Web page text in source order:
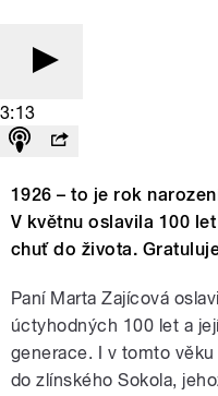
3:13
1926 – to je rok
V květnu oslavila 100
chuť do života.
Paní Marta Zajícová
úctyhodných 100 let a
generace. I v tomto
do zlínského Sokola,